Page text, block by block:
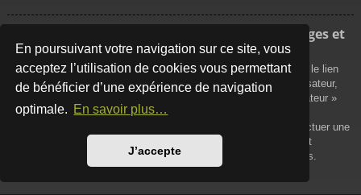
En poursuivant votre navigation sur ce site, vous
acceptez l’utilisation de cookies vous permettant
de bénéficier d’une expérience de navigation
optimale. En savoir plus…
J’accepte
Comment puis-je retrouver mes propres messages et
sujets ?
Vos propres messages peuvent être affichés soit en cliquant sur le lien
« Afficher vos messages » dans le panneau de contrôle de l’utilisateur,
soit en cliquant sur le lien « Rechercher les messages de l’utilisateur »
sur la page de votre propre profil ou soit en cliquant sur le menu
« Raccourcis » situé sur la partie supérieure du forum. Pour effectuer une
recherche de vos propres sujets, utilisez la recherche avancée et
remplissez convenablement les options qui vous sont disponibles.